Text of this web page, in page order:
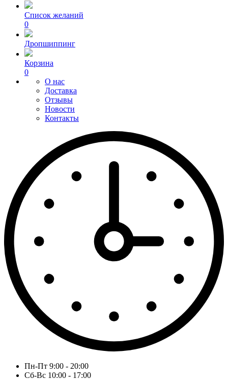
Список желаний
0
Дропшиппинг
Корзина
0
О нас
Доставка
Отзывы
Новости
Контакты
Пн-Пт 9:00 - 20:00
Сб-Вс 10:00 - 17:00